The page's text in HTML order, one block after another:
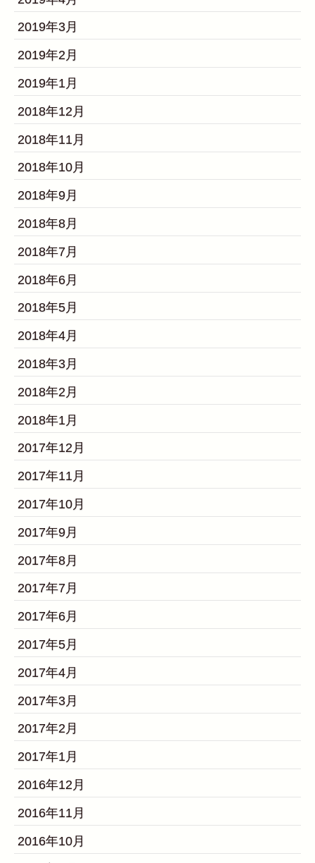
2019年3月
2019年2月
2019年1月
2018年12月
2018年11月
2018年10月
2018年9月
2018年8月
2018年7月
2018年6月
2018年5月
2018年4月
2018年3月
2018年2月
2018年1月
2017年12月
2017年11月
2017年10月
2017年9月
2017年8月
2017年7月
2017年6月
2017年5月
2017年4月
2017年3月
2017年2月
2017年1月
2016年12月
2016年11月
2016年10月